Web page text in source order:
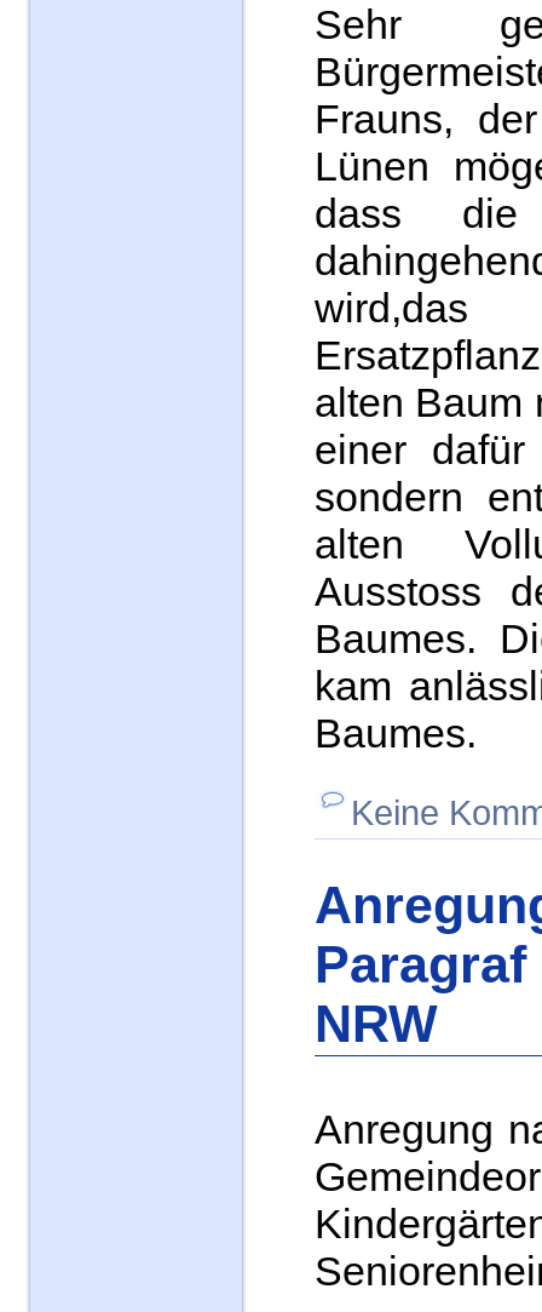
Sehr
Frauns,
Lünen
dass die
alten Baum
einer
sondern
alten
Ausstoss
Baumes.
kam
Baumes.
Keine
Paragraf
NRW
Anregung